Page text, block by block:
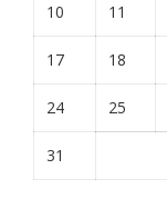
10 11
17 18
24 25
31